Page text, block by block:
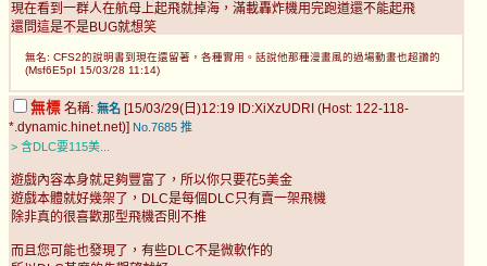
現在看到一群人在航母上起飛就掉海，滿載轟炸機用完跑道還不能起飛
還問這是不是BUG就想笑
無名: CFS2的說明書到現在還留著，各種實用。話說他那種漫畫風的過場動畫也超讚的
(Msf6E5pI 15/03/28 11:14)
無標 名稱: 無名 [15/03/29(日)12:19 ID:XiXzUDRI (Host: 122-118-
*.dynamic.hinet.net)] No.7685 推
> 含DLC要115美...
遊戲內容本身就足夠豐富了，所以你只要花5美金
遊戲本體就好幾架了，DLC是每個DLC只有賣一架飛機
除非真的很喜歡那型飛機否則不推
而且您可能也發現了，有些DLC不是微軟作的